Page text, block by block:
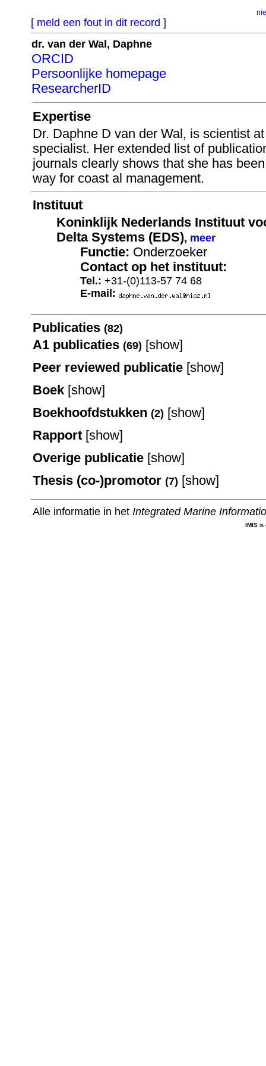
[ meld een fout in dit record ]
dr. van der Wal, Daphne
ORCID
Persoonlijke homepage
ResearcherID
Expertise
Dr. Daphne D van der Wal, is scientist
specialist. Her extended list of
journals clearly shows that she has
way for coast al management.
Instituut
Koninklijk Nederlands Instituut
Delta Systems (EDS), meer
Functie: Onderzoeker
Contact op het instituut:
Tel.: +31-(0)113-57 74 68
E-mail:
Publicaties (82)
A1 publicaties (69) [show]
Peer reviewed publicatie [show]
Boek [show]
Boekhoofdstukken (2) [show]
Rapport [show]
Overige publicatie [show]
Thesis (co-)promotor (7) [show]
Alle informatie in het Integrated Marine
IMIS is